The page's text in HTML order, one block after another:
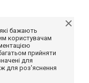
бажають
користувачам
прийняти
для
для роз'яснення